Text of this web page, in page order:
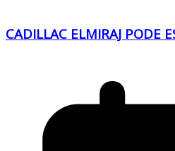
CADILLAC ELMIRAJ PODE